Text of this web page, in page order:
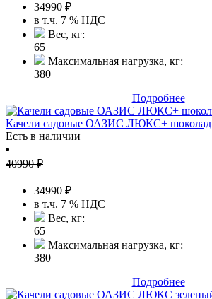
34990 ₽
в т.ч. 7 % НДС
Вес, кг:
65
Максимальная нагрузка, кг:
380
Подробнее
Качели садовые ОАЗИС ЛЮКС+ шоколад
Есть в наличии
40990₽
34990 ₽
в т.ч. 7 % НДС
Вес, кг:
65
Максимальная нагрузка, кг:
380
Подробнее